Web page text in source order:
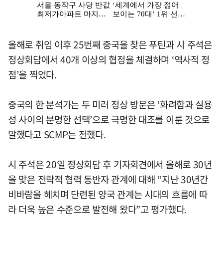
올해로 취임 이후 25번째 중국을 찾은 푸틴과 시 주석은
정상회담에서 40개 이상의 협정을 체결하며 ‘역사적 정
점’을 찍었다.
중국의 한 분석가는 두 미러 정상 방문은 ‘화려함과 실용
성 사이의 분명한 선택’으로 극명한 대조를 이룬 것으로
말했다고 SCMP는 전했다.
시 주석은 20일 정상회담 후 기자회견에서 올해로 30년
을 맞은 전략적 협력 동반자 관계에 대해 “지난 30년간
비바람을 헤치며 단련된 양국 관계는 시대의 흐름에 따
라 더욱 높은 수준으로 발전해 왔다”고 평가했다.